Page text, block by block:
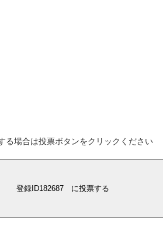
る場合は投票ボタンをクリックください